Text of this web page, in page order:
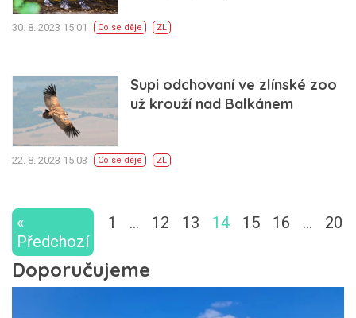
30. 8. 2023 15:01 Co se děje ZL
Supi odchovaní ve zlínské zoo
už krouží nad Balkánem
22. 8. 2023 15:03 Co se děje ZL
«
Předchozí
1 … 12 13 14 15 16 … 20